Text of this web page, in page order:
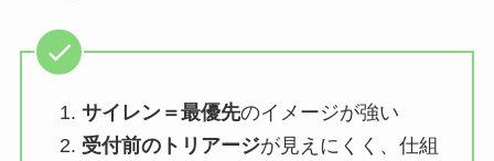
サイレン＝最優先のイメージが強い
受付前のトリアージが見えにくく、仕組